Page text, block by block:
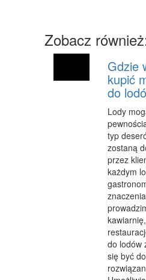
PRZEMYSŁ
CZĘŚCI
USŁUGI
SALONY,
PUBLIC
AGENCJE
MATERIAŁY
Zobacz
Gdzie
kupić
do
Lody
typ
zostaną
przez
każdym
do lodów
się być